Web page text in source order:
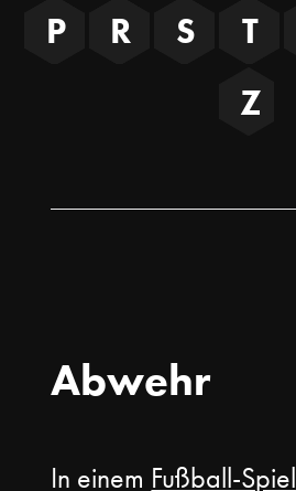
P
R S T
Z
Abwehr
In einem Fußball-Spiel